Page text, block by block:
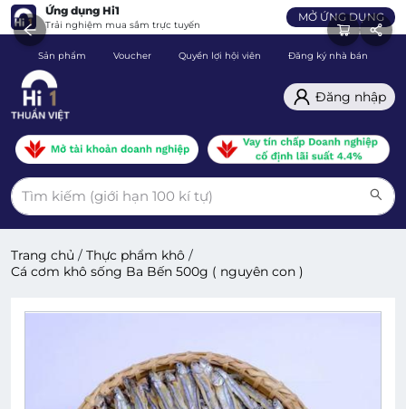
Ứng dụng Hi1
Trải nghiệm mua sắm trực tuyến
MỞ ỨNG DỤNG
Sản phẩm Voucher Quyền lợi hội viên Đăng ký nhà bán
Đăng nhập
Trang chủ / Thực phẩm khô /
Cá cơm khô sống Ba Bến 500g ( nguyên con )